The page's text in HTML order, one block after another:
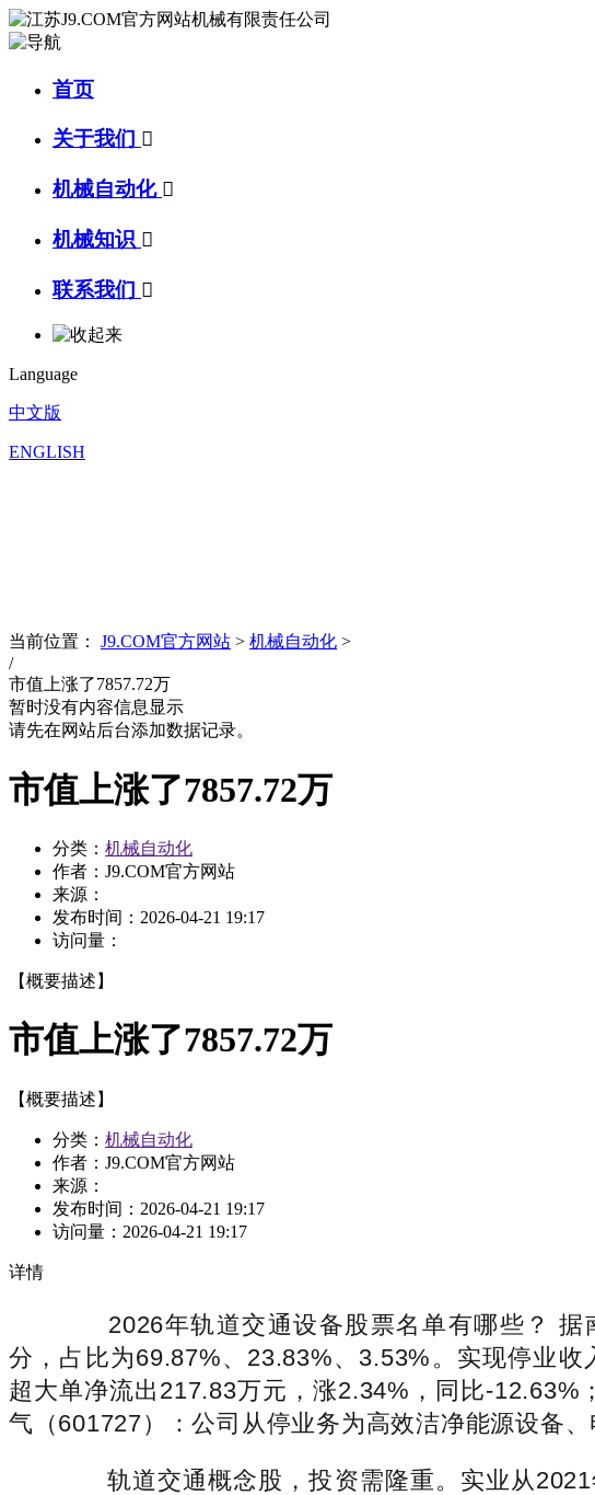
首页
关于我们 
机械自动化 
机械知识 
联系我们 
Language
中文版
ENGLISH
当前位置： J9.COM官方网站 > 机械自动化 >
/
市值上涨了7857.72万
暂时没有内容信息显示
请先在网站后台添加数据记录。
市值上涨了7857.72万
分类： 机械自动化
作者：J9.COM官方网站
来源：
发布时间： 2026-04-21 19:17
访问量：
【概要描述】
市值上涨了7857.72万
【概要描述】
分类： 机械自动化
作者：J9.COM官方网站
来源：
发布时间： 2026-04-21 19:17
访问量： 2026-04-21 19:17
详情
2026年轨道交通设备股票名单有哪些？ 据
分，占比为69.87%、23.83%、3.53%。实现停业
超大单净流出217.83万元，涨2.34%，同比-
气（601727）：公司从停业务为高效洁净能源设备
轨道交通概念股，投资需隆重。实业从2021